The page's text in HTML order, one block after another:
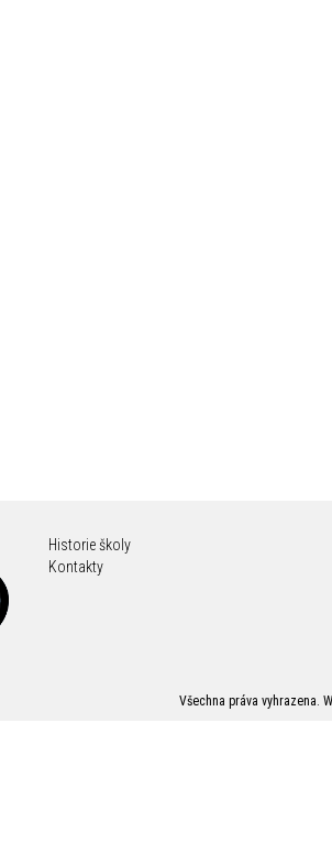
Historie školy
Kontakty
Všechna práva vyhrazena.